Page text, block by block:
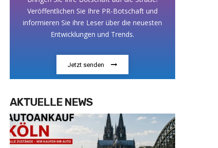
Veröffentlichen Sie Ihre PR-Botschaft und
informieren Sie ihre Leser über die neuesten
Entwicklungen und Trends.
Jetzt senden
AKTUELLE NEWS